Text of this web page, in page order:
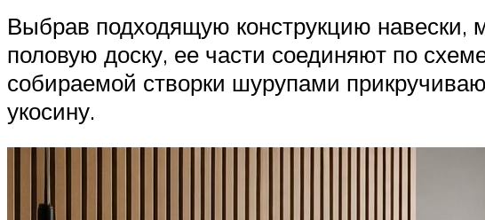
Выбрав подходящую конструкцию навески,
половую доску, ее части соединяют по
собираемой створки шурупами
укосину.